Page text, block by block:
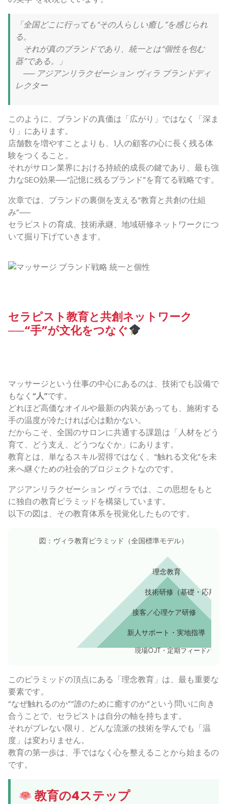
「全国どこに行っても“その人らしい癒し”を感じられ
る。
それが真のブランドであり、統一とは“個性を包む
器”である。」
── アジアンリラクゼーション ヴィラ ブランドディ
レクター
このように、ブランドの真価は「広がり」ではなく「深ま
り」にあります。
店舗数を増やすことよりも、1人の顧客の心に長く残る体
験をつくること。
それがサロン業界における持続的成長の鍵であり、最も強
力なSEO効果──“記憶に残るブランド”を育てる戦略です。
次章では、ブランドの裏側を支える“教育と共創の仕組
み”──
セラピストの育成、技術承継、地域研修ネットワークにつ
いて掘り下げていきます。
セラピスト教育と共創ネットワーク
──“手”が文化をつなぐ
マッサージという仕事の中心にあるのは、技術でも設備で
もなく “人”です。
どれほど高価なオイルや最新の内装があっても、施術する
手の温度が冷たければ心は動かない。
だからこそ、全国のサロンに共通する課題は「人材をどう
育て、どう支え、どうつなぐか」にあります。
教育とは、単なるスキル習得ではなく、“触れる文化”を未
来へ継ぐための社会的プロジェクトなのです。
アジアンリラクゼーション ヴィラでは、この思想をもと
に独自の教育ピラミッドを構築しています。
以下の図は、その教育体系を視覚化したものです。
図：ヴィラ教育ピラミッド（全国標準モデル）
理念教育
技術研修（基礎・応用）
接客／心理ケア研修
新人サポート・実地指導
現場OJT・定期フィードバック
このピラミッドの頂点にある「理念教育」は、最も重要な
要素です。
“なぜ触れるのか”“誰のために癒すのか”という問いに向き
合うことで、セラピストは自分の軸を持ちます。
それがブレない限り、どんな流派の技術を学んでも「温
度」は変わりません。
教育の第一歩は、手ではなく心を整えることから始まるの
です。
教育の4ステップ